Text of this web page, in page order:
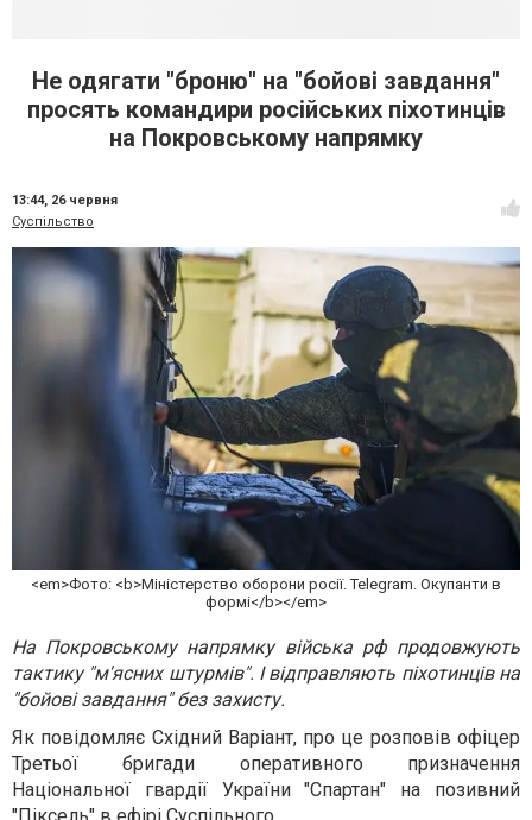
Не одягати "броню" на "бойові завдання"
просять командири російських піхотинців
на Покровському напрямку
13:44, 26 червня
Суспільство
<em>Фото: <b>Міністерство оборони росії. Telegram. Окупанти в
формі</b></em>
На Покровському напрямку війська рф продовжують
тактику "м'ясних штурмів". І відправляють піхотинців на
"бойові завдання" без захисту.
Як повідомляє Східний Варіант, про це розповів офіцер
Третьої бригади оперативного призначення
Національної гвардії України "Спартан" на позивний